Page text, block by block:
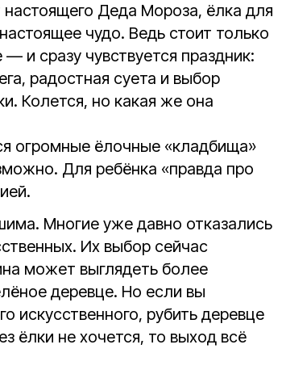
Деда Мороза, ёлка для
чудо. Ведь стоит только
и сразу чувствуется праздник:
радостная суета и выбор
Колется, но какая же она
огромные ёлочные «кладбища»
Для ребёнка «правда про
Многие уже давно отказались
Их выбор сейчас
может выглядеть более
деревце. Но если вы
искусственного, рубить деревце
ёлки не хочется, то выход всё